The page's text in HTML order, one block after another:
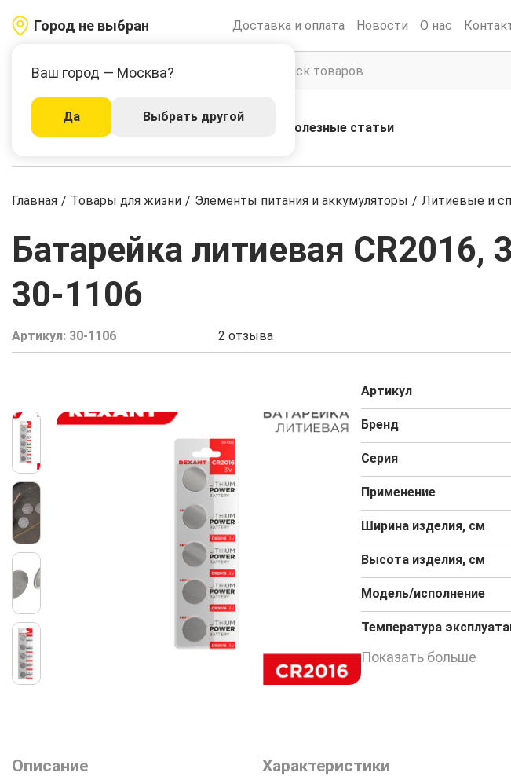
Город не выбран
Ваш город — Москва?
Да Выбрать другой
Доставка и оплата Новости О нас
Каталог Акции Полезные статьи
Главная / Товары для жизни / Элементы питания и аккумуляторы / Литиевые и
Батарейка литиевая CR2016,
30-1106
Артикул: 30-1106 2 отзыва
Артикул
Бренд
Серия
Применение
Ширина изделия, см
Высота изделия, см
Модель/исполнение
Температура
Показать больше
Описание Характеристики